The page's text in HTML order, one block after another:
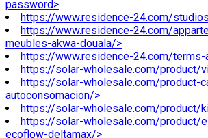
password>
https://www.residence-24.com/
https://www.residence-24.com/
meubles-akwa-douala/>
https://www.residence-24.com/
https://solar-wholesale.com/product/
https://solar-wholesale.com/product-
autoconsomacion/>
https://solar-wholesale.com/product/
https://solar-wholesale.com/product/
ecoflow-deltamax/>